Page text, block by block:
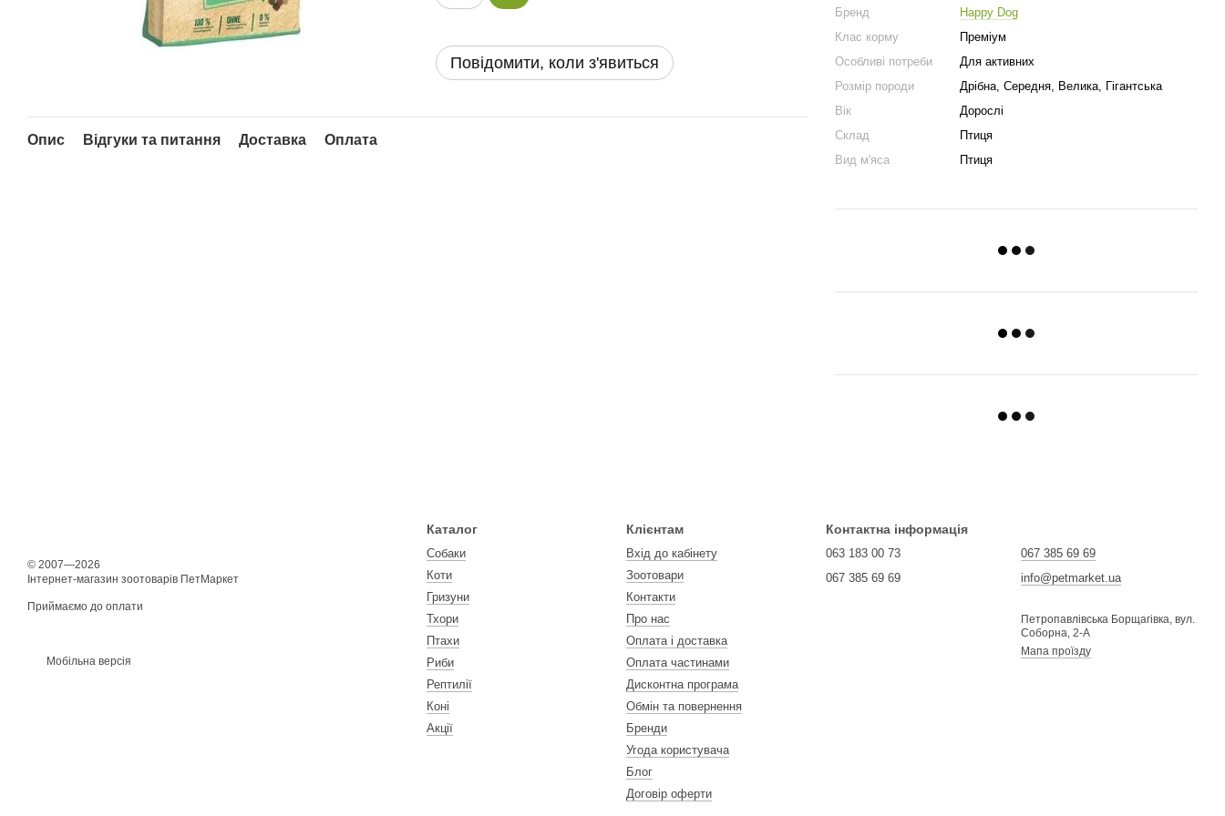
Повідомити, коли з'явиться
Бренд
Happy Dog
Клас корму
Преміум
Особливі потреби
Для активних
Розмір породи
Дрібна, Середня, Велика, Гігантська
Вік
Дорослі
Склад
Птиця
Вид м'яса
Птиця
Опис Відгуки та питання Доставка Оплата
© 2007—2026
Інтернет-магазин зоотоварів ПетМаркет
Приймаємо до оплати
Мобільна версія
Каталог
Собаки
Коти
Гризуни
Тхори
Птахи
Риби
Рептилії
Коні
Акції
Клієнтам
Вхід до кабінету
Зоотовари
Контакти
Про нас
Оплата і доставка
Оплата частинами
Дисконтна програма
Обмін та повернення
Бренди
Угода користувача
Блог
Договір оферти
Контактна інформація
063 183 00 73
067 385 69 69
067 385 69 69
info@petmarket.ua
Петропавлівська Борщагівка, вул.
Соборна, 2-А
Мапа проїзду